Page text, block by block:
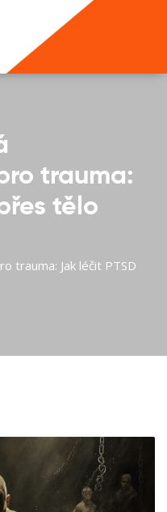
trauma:
tělo
trauma: Jak léčit PTSD